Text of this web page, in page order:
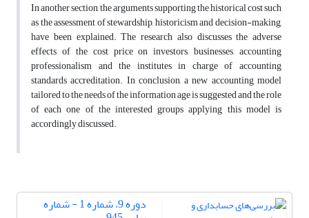
In another section, the arguments supporting the historical cost such
as the assessment of stewardship, historicism and decision-making,
have been explained. The research also discusses the adverse
effects of the cost price on investors, businesses, accounting
professionalism and the institutes in charge of accounting
standards accreditation. In conclusion, a new accounting model
tailored to the needs of the information age is suggested and the role
of each one of the interested groups applying this model is
accordingly discussed.
دوره 9، شماره 1 - شماره